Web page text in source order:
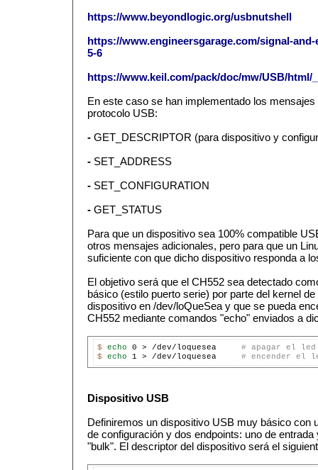
https://www.beyondlogic.org/usbnutshell
https://www.engineersgarage.com/signal-
5-6
https://www.keil.com/pack/doc/mw/USB/html/
En este caso se han implementado los
protocolo USB:
- GET_DESCRIPTOR (para dispositivo y
- SET_ADDRESS
- SET_CONFIGURATION
- GET_STATUS
Para que un dispositivo sea 100% compatible
otros mensajes adicionales, pero para que un
suficiente con que dicho dispositivo responda a
El objetivo será que el CH552 sea detectado
básico (estilo puerto serie) por parte del kernel
dispositivo en /dev/loQueSea y que se pueda
CH552 mediante comandos "echo" enviados a
$ echo 0 > /dev/loquesea # apagar el led
$ echo 1 > /dev/loquesea # encender el
Dispositivo USB
Definiremos un dispositivo USB muy básico con
de configuración y dos endpoints: uno de
"bulk". El descriptor del dispositivo será el